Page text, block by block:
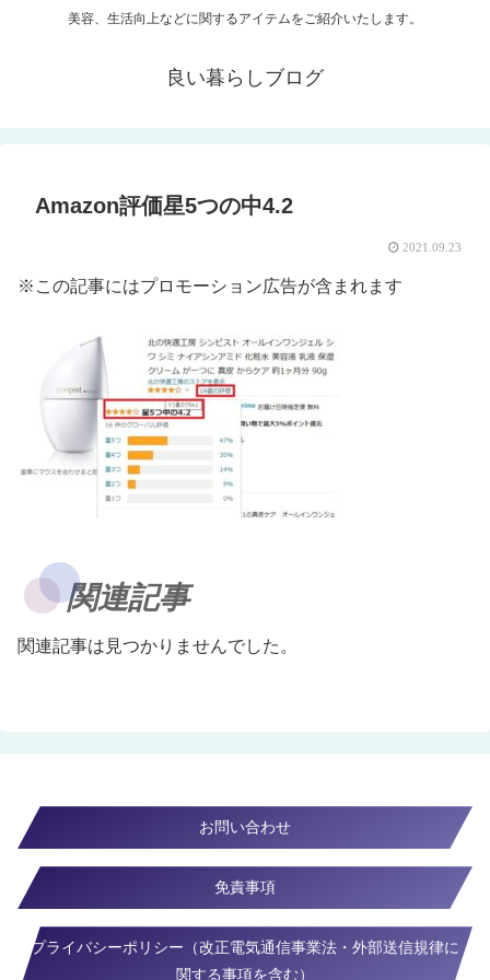
美容、生活向上などに関するアイテムをご紹介いたします。
良い暮らしブログ
Amazon評価星5つの中4.2
2021.09.23
※この記事にはプロモーション広告が含まれます
関連記事
関連記事は見つかりませんでした。
お問い合わせ
免責事項
プライバシーポリシー（改正電気通信事業法・外部送信規律に
関する事項を含む）